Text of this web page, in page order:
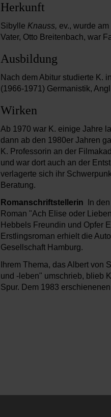
Herkunft
Sibylle Knauss, ev., wurde
Vater, Otto Breitenbach, war
Ausbildung
Nach dem Abitur studierte K.
(1966-1971) Germanistik,
Wirken
Ab 1970 war K. einige Jahre
dann ab den 1980er Jahren
K. Professorin an der
und war dort auch an der
verlagerte sich ihr
Beratung.
Romanschriftstellerin In
Roman "Ach Elise oder
Hebbels Freundin und Opfer
Erstlingsroman erhielt die
Gesellschaft Hamburg.
Ihrem Thema, das Albert von
und -leben" umschrieb, blieb
Spur. Dem 1983